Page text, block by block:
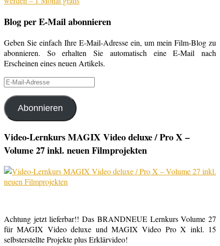
Blog per E-Mail abonnieren
Geben Sie einfach Ihre E-Mail-Adresse ein, um mein Film-Blog zu
abonnieren. So erhalten Sie automatisch eine E-Mail nach
Erscheinen eines neuen Artikels.
E-
Mail-
Adresse
Abonnieren
Video-Lernkurs MAGIX Video deluxe / Pro X –
Volume 27 inkl. neuen Filmprojekten
Achtung jetzt lieferbar!! Das BRANDNEUE Lernkurs Volume 27
für MAGIX Video deluxe und MAGIX Video Pro X inkl. 15
selbsterstellte Projekte plus Erklärvideo!